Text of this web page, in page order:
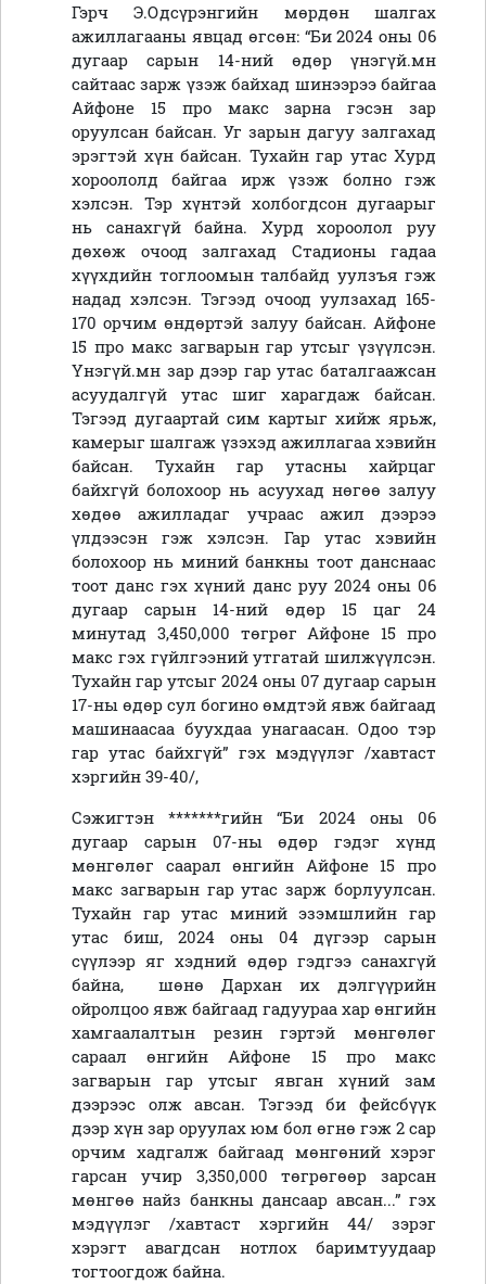
Гэрч Э.Одсүрэнгийн мөрдөн шалгах
ажиллагааны явцад өгсөн: “Би 2024 оны 06
дугаар сарын 14-ний өдөр үнэгүй.мн
сайтаас зарж үзэж байхад шинээрээ байгаа
Айфоне 15 про макс зарна гэсэн зар
оруулсан байсан. Уг зарын дагуу залгахад
эрэгтэй хүн байсан. Тухайн гар утас Хурд
хороололд байгаа ирж үзэж болно гэж
хэлсэн. Тэр хүнтэй холбогдсон дугаарыг
нь санахгүй байна. Хурд хороолол руу
дөхөж очоод залгахад Стадионы гадаа
хүүхдийн тоглоомын талбайд уулзъя гэж
надад хэлсэн. Тэгээд очоод уулзахад 165-
170 орчим өндөртэй залуу байсан. Айфоне
15 про макс загварын гар утсыг үзүүлсэн.
Үнэгүй.мн зар дээр гар утас баталгаажсан
асуудалгүй утас шиг харагдаж байсан.
Тэгээд дугаартай сим картыг хийж ярьж,
камерыг шалгаж үзэхэд ажиллагаа хэвийн
байсан. Тухайн гар утасны хайрцаг
байхгүй болохоор нь асуухад нөгөө залуу
хөдөө ажилладаг учраас ажил дээрээ
үлдээсэн гэж хэлсэн. Гар утас хэвийн
болохоор нь миний банкны тоот данснаас
тоот данс гэх хүний данс руу 2024 оны 06
дугаар сарын 14-ний өдөр 15 цаг 24
минутад 3,450,000 төгрөг Айфоне 15 про
макс гэх гүйлгээний утгатай шилжүүлсэн.
Тухайн гар утсыг 2024 оны 07 дугаар сарын
17-ны өдөр сул богино өмдтэй явж байгаад
машинаасаа буухдаа унагаасан. Одоо тэр
гар утас байхгүй” гэх мэдүүлэг /хавтаст
хэргийн 39-40/,
Сэжигтэн *******гийн “Би 2024 оны 06
дугаар сарын 07-ны өдөр гэдэг хүнд
мөнгөлөг саарал өнгийн Айфоне 15 про
макс загварын гар утас зарж борлуулсан.
Тухайн гар утас миний эзэмшлийн гар
утас биш, 2024 оны 04 дүгээр сарын
сүүлээр яг хэдний өдөр гэдгээ санахгүй
байна, шөнө Дархан их дэлгүүрийн
ойролцоо явж байгаад гадуураа хар өнгийн
хамгаалалтын резин гэртэй мөнгөлөг
сараал өнгийн Айфоне 15 про макс
загварын гар утсыг явган хүний зам
дээрээс олж авсан. Тэгээд би фейсбүүк
дээр хүн зар оруулах юм бол өгнө гэж 2 сар
орчим хадгалж байгаад мөнгөний хэрэг
гарсан учир 3,350,000 төгрөгөөр зарсан
мөнгөө найз банкны дансаар авсан...” гэх
мэдүүлэг /хавтаст хэргийн 44/ зэрэг
хэрэгт авагдсан нотлох баримтуудаар
тогтоогдож байна.